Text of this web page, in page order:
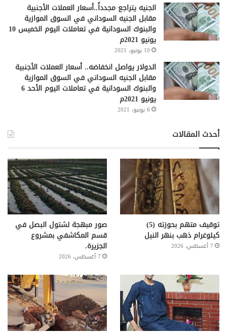
الجنيه يتراجع مجدداً..أسعار العملات الأجنبية
مقابل الجنيه السوداني في السوق الموازية
والبنوك السودانية في تعاملات اليوم الخميس 10
يونيو 2021م
10 يونيو، 2021
الدولار يواصل انخفاضه.. أسعار العملات الأجنبية
مقابل الجنيه السوداني في السوق الموازية
والبنوك السودانية في تعاملات اليوم الأحد 6
يونيو 2021م
6 يونيو، 2021
أحدث المقالات
توقيف متهم بحوزته (5)
كيلوغرام ذهب بنهر النيل
7 أغسطس، 2026
صور مبهجة لشتول البصل في
قسم المكاشفي بمشروع
الجزيرة.
7 أغسطس، 2026